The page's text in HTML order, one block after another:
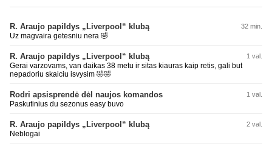
R. Araujo papildys „Liverpool“ klubą 32 min.
Uz magvaira getesniu nera 🤣
R. Araujo papildys „Liverpool“ klubą 1 val.
Gerai varzovams, van daikas 38 metu ir sitas kiauras kaip retis, gali but
nepadoriu skaiciu isvysim 🤣🤣
Rodri apsisprendė dėl naujos komandos 1 val.
Paskutinius du sezonus easy buvo
R. Araujo papildys „Liverpool“ klubą 2 val.
Neblogai